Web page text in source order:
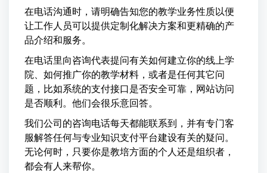
在电话沟通时，请明确告知您的教学业务性质以便
让工作人员可以提供定制化解决方案和更精确的产
品介绍和服务。
在电话里向咨询代表提问有关如何建立你的线上学
院、如何推广你的教学材料，或者是任何其它问
题，比如系统的支付接口是否安全可靠，网站访问
是否顺利。他们会很乐意回答。
我们公司的咨询电话每天都能联系到，并有专门客
服解答任何与专业知识支付平台建设有关的疑问。
无论何时，只要你是教培方面的个人还是组织者，
都会有人来帮你。